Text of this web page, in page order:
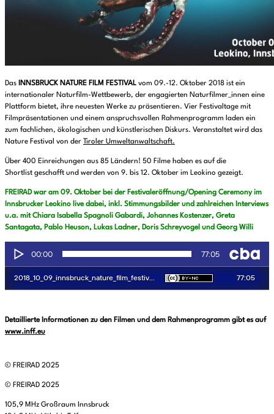
Das INNSBRUCK NATURE FILM FESTIVAL vom 09.-12. Oktober 2018 ist ein
internationaler Naturfilm-Wettbewerb, der engagierten Naturfilmer_innen eine
Plattform bietet, ihre neuesten Werke zu präsentieren. Vier Festivaltage mit
Filmpräsentationen und einem anspruchsvollen Rahmenprogramm laden ein
zum fachlichen, ökologischen und künstlerischen Diskurs. Veranstaltet wird das
Nature Festival von der Tiroler Umweltanwaltschaft.
Über 400 Einreichungen aus 85 Ländern! 50 Filme haben es auf die
Shortlist geschafft und werden von 9. bis 12. Oktober im Leokino gezeigt.
FREIRAD war am 09. Oktober bei der Festivaleröffnung/Opening Ceremony im
Innsbrucker Leokino live dabei, inkl. Stimmungsbilder und zahlreichen Interviews
u.a. mit Chiara Isabella Spagnoli Gabardi, Johannes Kostenzer, Greta
Santagata, Pablo Heuson, Lukas Ladner, Doris Schreyvogel und Georg Willi
Detaillierte Informationen zu den Filmen und dem Rahmenprogramm gibt es auf
www.inff.eu
© FREIRAD 2025
© FREIRAD 2025
105,9 MHz Großraum Innsbruck